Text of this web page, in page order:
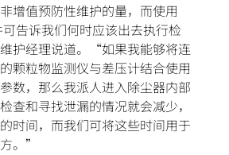
增值预防性维护的量，而使用
告诉我们何时应该出去执行检
护经理说道。“如果我能够将连
颗粒物监测仪与差压计结合使用
数，那么我派人进入除尘器内部
查和寻找泄漏的情况就会减少，
时间，而我们可将这些时间用于
。”